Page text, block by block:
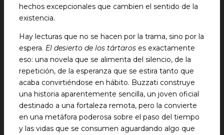
hechos excepcionales que cambien el sentido de la
existencia.
Hay lecturas que no se hacen por la trama, sino por la
espera. El desierto de los tártaros es exactamente
eso: una novela que se alimenta del silencio, de la
repetición, de la esperanza que se estira tanto que
acaba convirtiéndose en hábito. Buzzati construye
una historia aparentemente sencilla, un joven oficial
destinado a una fortaleza remota, pero la convierte
en una metáfora poderosa sobre el paso del tiempo
y las vidas que se consumen aguardando algo que